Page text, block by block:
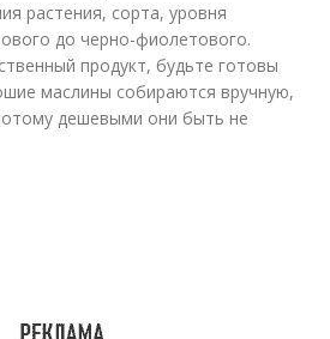
растения, сорта, уровня
до черно-фиолетового.
продукт, будьте готовы
маслины собираются вручную,
дешевыми они быть не